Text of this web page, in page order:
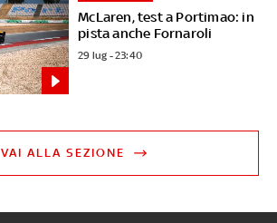
McLaren, test a Portimao: in
pista anche Fornaroli
29 lug - 23:40
VAI ALLA SEZIONE